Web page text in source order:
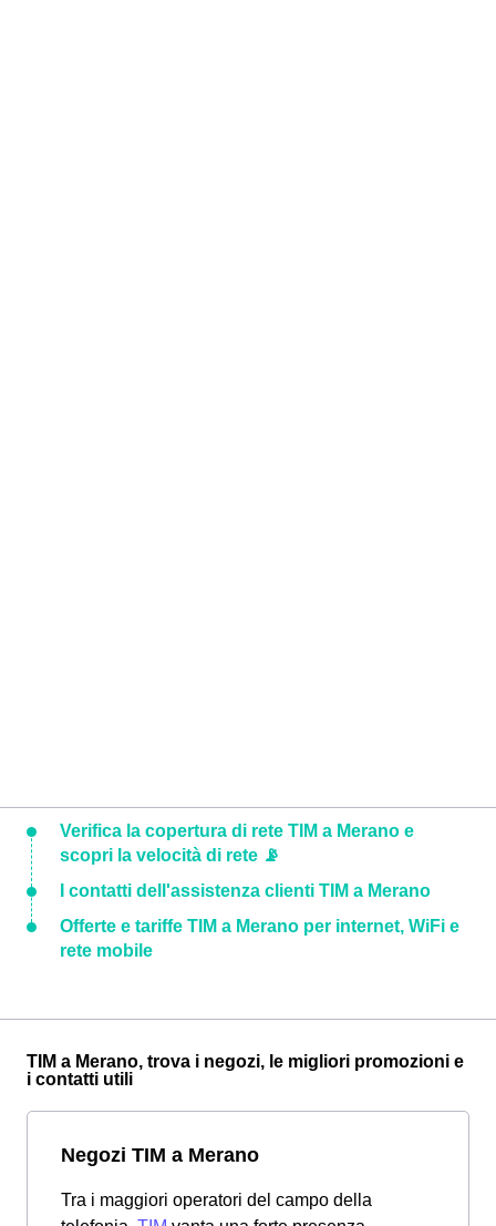
Verifica la copertura di rete TIM a Merano e
scopri la velocità di rete 📡
I contatti dell'assistenza clienti TIM a Merano
Offerte e tariffe TIM a Merano per internet, WiFi e
rete mobile
TIM a Merano, trova i negozi, le migliori promozioni e
i contatti utili
Negozi TIM a Merano
Tra i maggiori operatori del campo della